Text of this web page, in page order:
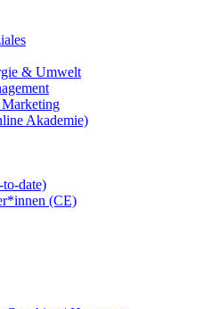
& Umwelt
Akademie)
date)
(CE)